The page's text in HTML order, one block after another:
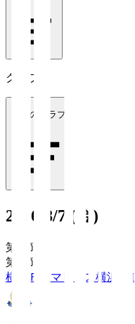
クラブ
全てのクラブ
2026/8/7 (金)
第1節
第1節
横浜Ｆ・マリノス横浜FM